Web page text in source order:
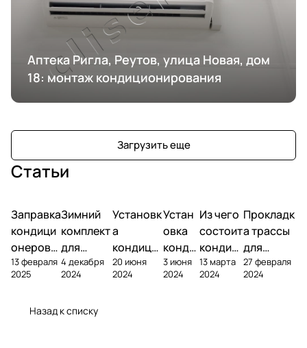
Аптека Ригла, Реутов, улица Новая, дом
18: монтаж кондиционирования
Загрузить еще
Статьи
Заправка
кондици
онеров
фреоном
13 февраля
2025
Зимний
комплект
для
кондици
онера
4 декабря
2024
Установк
а
кондици
онера на
фасаде
20 июня
2024
Устан
овка
конди
ционе
ра
3 июня
2024
Из чего
состоит
кондиц
ионер?
13 марта
2024
Прокладк
а трассы
для
кондицио
нера
27 февраля
2024
Назад к списку